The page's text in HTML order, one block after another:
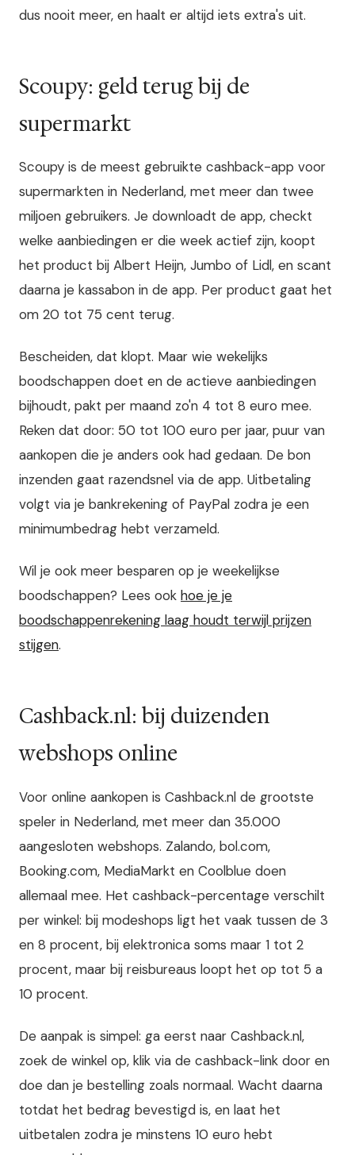
dus nooit meer, en haalt er altijd iets extra's uit.
Scoupy: geld terug bij de
supermarkt
Scoupy is de meest gebruikte cashback-app voor
supermarkten in Nederland, met meer dan twee
miljoen gebruikers. Je downloadt de app, checkt
welke aanbiedingen er die week actief zijn, koopt
het product bij Albert Heijn, Jumbo of Lidl, en scant
daarna je kassabon in de app. Per product gaat het
om 20 tot 75 cent terug.
Bescheiden, dat klopt. Maar wie wekelijks
boodschappen doet en de actieve aanbiedingen
bijhoudt, pakt per maand zo'n 4 tot 8 euro mee.
Reken dat door: 50 tot 100 euro per jaar, puur van
aankopen die je anders ook had gedaan. De bon
inzenden gaat razendsnel via de app. Uitbetaling
volgt via je bankrekening of PayPal zodra je een
minimumbedrag hebt verzameld.
Wil je ook meer besparen op je weekelijkse
boodschappen? Lees ook hoe je je
boodschappenrekening laag houdt terwijl prijzen
stijgen.
Cashback.nl: bij duizenden
webshops online
Voor online aankopen is Cashback.nl de grootste
speler in Nederland, met meer dan 35.000
aangesloten webshops. Zalando, bol.com,
Booking.com, MediaMarkt en Coolblue doen
allemaal mee. Het cashback-percentage verschilt
per winkel: bij modeshops ligt het vaak tussen de 3
en 8 procent, bij elektronica soms maar 1 tot 2
procent, maar bij reisbureaus loopt het op tot 5 a
10 procent.
De aanpak is simpel: ga eerst naar Cashback.nl,
zoek de winkel op, klik via de cashback-link door en
doe dan je bestelling zoals normaal. Wacht daarna
totdat het bedrag bevestigd is, en laat het
uitbetalen zodra je minstens 10 euro hebt